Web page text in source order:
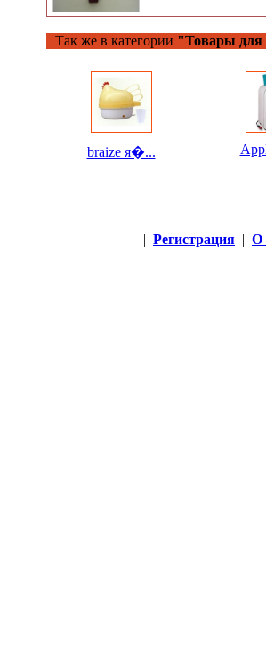
Так же в категории "Товары для
braize я�...
| Регистрация | О